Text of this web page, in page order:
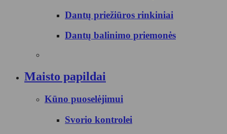
Dantų priežiūros rinkiniai
Dantų balinimo priemonės
Maisto papildai
Kūno puoselėjimui
Svorio kontrolei